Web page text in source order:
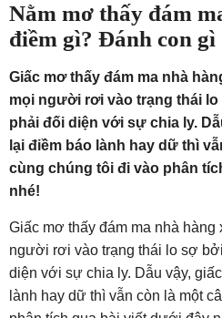
Nằm mơ thấy đám
điềm gì? Đánh con gì
Giấc mơ thấy đám ma nhà
mọi người rơi vào trạng thái
phải đối diện với sự chia ly.
lại điềm báo lành hay dữ thì
cùng chúng tôi đi vào phân
nhé!
Giấc mơ thấy đám ma nhà hàng
người rơi vào trạng thái lo sợ
diện với sự chia ly. Dẫu vậy,
lành hay dữ thì vẫn còn là một